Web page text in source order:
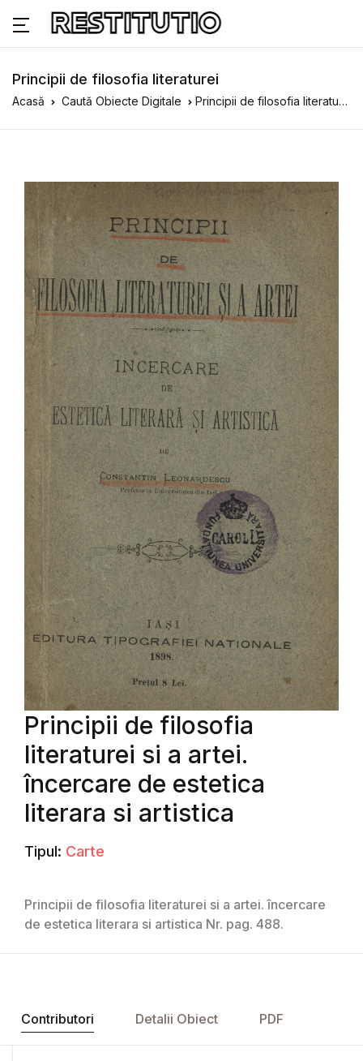
Principii de filosofia literaturei
Acasă Caută Obiecte Digitale Principii de filosofia literaturei
Principii de filosofia
literaturei si a artei.
încercare de estetica
literara si artistica
Tipul: Carte
Principii de filosofia literaturei si a artei. încercare
de estetica literara si artistica Nr. pag. 488.
Contributori Detalii Obiect PDF